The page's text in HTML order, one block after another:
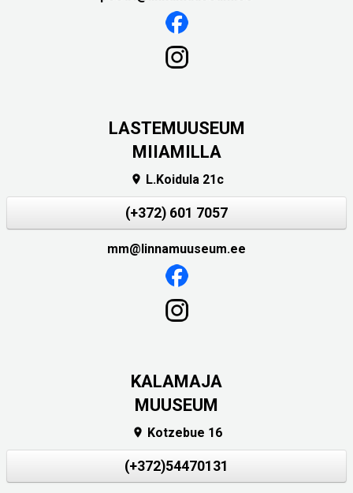
LASTEMUUSEUM
MIIAMILLA
 L.Koidula 21c
(+372) 601 7057
mm@linnamuuseum.ee
KALAMAJA
MUUSEUM
 Kotzebue 16
(+372)54470131